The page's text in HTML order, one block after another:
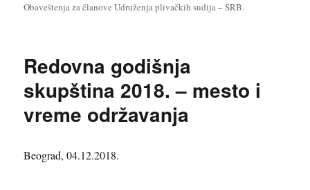
Obaveštenja za članove Udruženja plivačkih sudija – SRB.
Redovna godišnja
skupština 2018. – mesto i
vreme održavanja
Beograd, 04.12.2018.